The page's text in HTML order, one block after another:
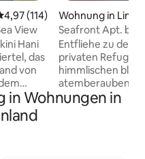
Bewertung:
4,97 (114)
View
Hani
das
von
mit
Wohnung in
onisou
Seafront Apt. by
Gardenview
Entfliehe zu den
privaten
himmlischen
Rivera. Eingebettet in eine ruhige und
abgeschiedene
in Wohnungen in